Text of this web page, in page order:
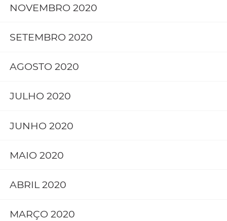
NOVEMBRO 2020
SETEMBRO 2020
AGOSTO 2020
JULHO 2020
JUNHO 2020
MAIO 2020
ABRIL 2020
MARÇO 2020